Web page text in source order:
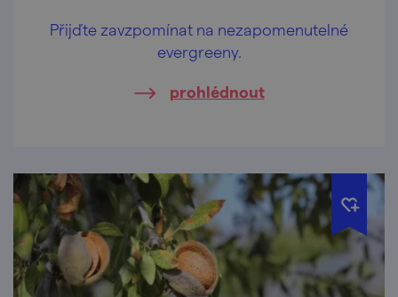
Přijďte zavzpomínat na nezapomenutelné
evergreeny.
prohlédnout